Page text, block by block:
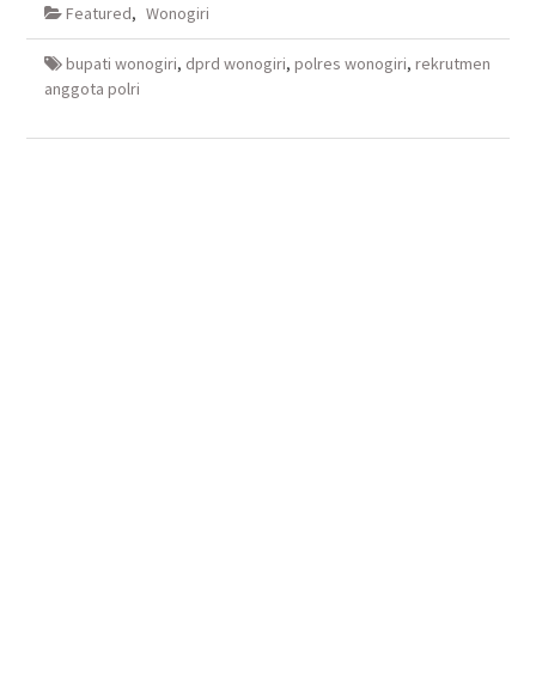
jendela
baru)
jendela
baru)
di
jendela
yang
baru)
baru)
Featured, Wonogiri
bupati wonogiri, dprd wonogiri, polres wonogiri, rekrutmen
anggota polri